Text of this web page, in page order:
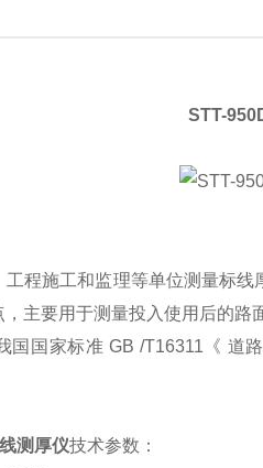
STT-
程施工和监理等单位测量标
主要用于测量投入使用后的路
国国家标准 GB /T16311 《 道
测厚仪技术参数：